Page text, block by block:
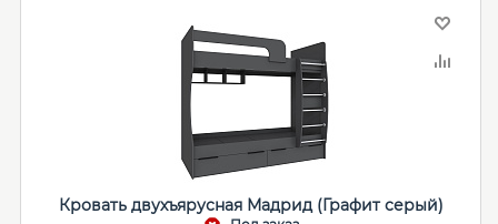
Кровать двухъярусная Мадрид (Графит серый)